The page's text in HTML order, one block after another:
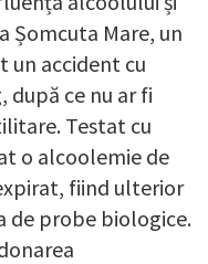
Șomcuta Mare, un
un accident cu
după ce nu ar fi
Testat cu
o alcoolemie de
fiind ulterior
de probe biologice.